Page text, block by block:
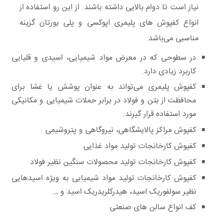
نیاز است تا دوام بالایی داشته باشند. از این رو استفاده از
انواع کفپوش های پلیمری اپوکسی و پلی یورتان گزینه
مناسبی می‌باشد.
در سطوحی که در معرض مواد شیمیایی، اسیدی و قلیایی
کاربرد زیادی دارد.
کفپوش پلیمری می‌تواند به عنوان پوشش یا غشا برای
محافظت از بتن و فولاد در برابر حملات شیمیایی و مکانیکی
مورد استفاده قرار گیرند.
کفپوش مراکز پالایشگاهی، نیروگاهی و پتروشیمی
کفپوش کارخانجات تولید مواد غذایی
کفپوش کارخانجات تولید محصولات سنگین نظیر فولاد
کفپوش کارخانجات تولید مواد شیمیایی به ویژه اسیدهایی
نظیر سولفوریک اسید، هیدرکلریدریک اسید و …
کف انواع سالن های صنعتی